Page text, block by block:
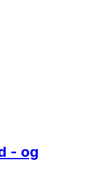
- og